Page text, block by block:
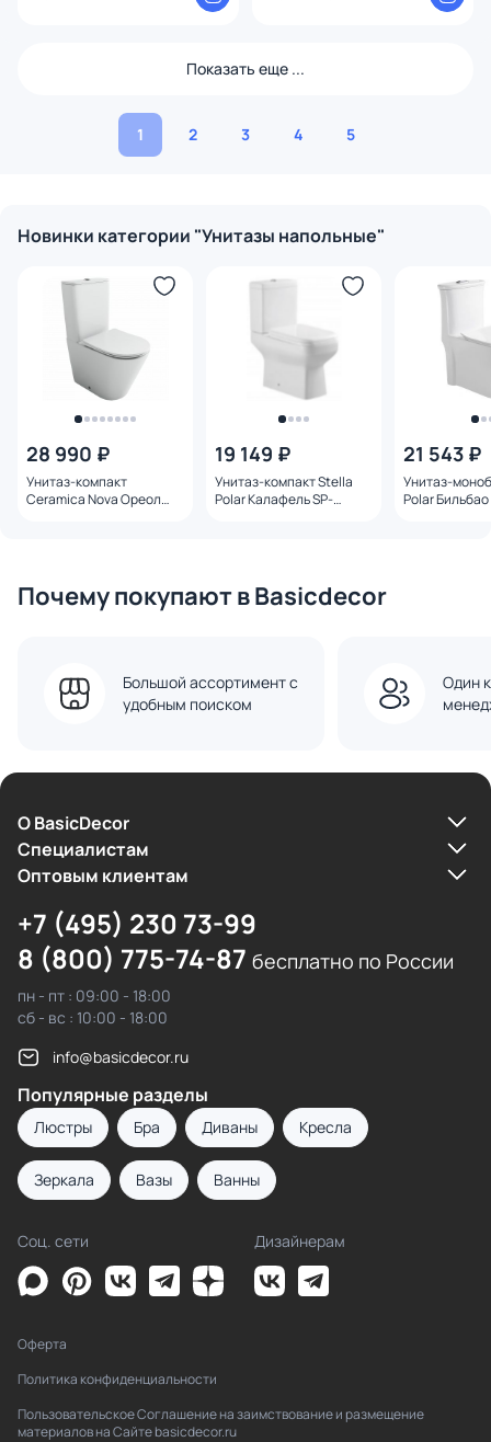
Показать еще ...
1 2 3 4 5
Новинки категории "Унитазы напольные"
28 990 ₽
Унитаз-компакт
Ceramica Nova Ореол
19 149 ₽
Унитаз-компакт Stella
Polar Калафель SP-
21 543 ₽
Унитаз-
Polar Бильбао
Почему покупают в Basicdecor
Большой ассортимент с
удобным поиском
Один
О BasicDecor
Cпециалистам
Оптовым клиентам
+7 (495) 230 73-99
8 (800) 775-74-87 бесплатно по России
пн - пт : 09:00 - 18:00
сб - вс : 10:00 - 18:00
info@basicdecor.ru
Популярные разделы
Люстры Бра Диваны Кресла
Зеркала Вазы Ванны
Соц. сети Дизайнерам
Оферта
Политика конфиденциальности
Пользовательское Соглашение на заимствование и размещение
материалов на Сайте basicdecor.ru